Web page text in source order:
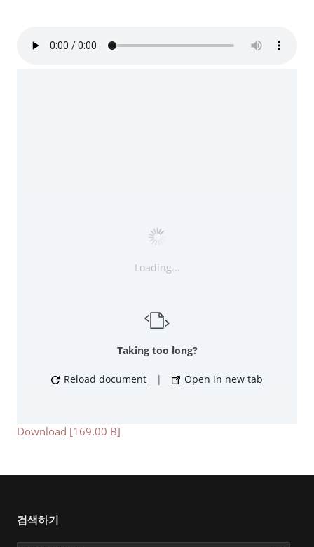
Loading...
Taking too long?
Reload document | Open in new tab
Download [169.00 B]
검색하기